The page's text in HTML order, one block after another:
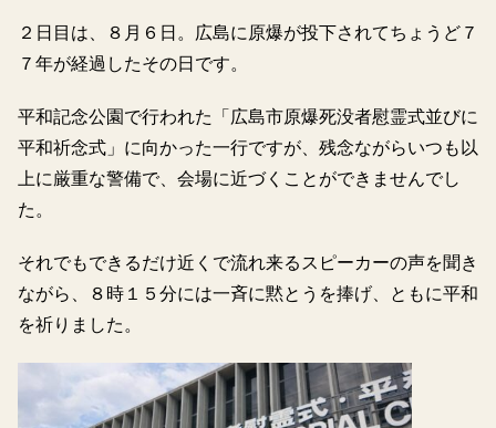
２日目は、８月６日。広島に原爆が投下されてちょうど７
７年が経過したその日です。
平和記念公園で行われた「広島市原爆死没者慰霊式並びに
平和祈念式」に向かった一行ですが、残念ながらいつも以
上に厳重な警備で、会場に近づくことができませんでし
た。
それでもできるだけ近くで流れ来るスピーカーの声を聞き
ながら、８時１５分には一斉に黙とうを捧げ、ともに平和
を祈りました。